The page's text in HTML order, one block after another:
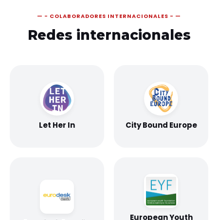
- COLABORADORES INTERNACIONALES -
Redes internacionales
Let Her In City Bound Europe
European Youth